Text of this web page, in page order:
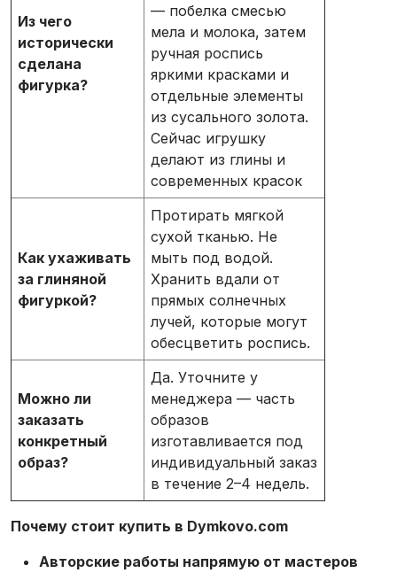
Из чего
исторически
сделана
фигурка?
— побелка смесью
мела и молока, затем
ручная роспись
яркими красками и
отдельные элементы
из сусального золота.
Сейчас игрушку
делают из глины и
современных красок
Как ухаживать
за глиняной
фигуркой?
Протирать мягкой
сухой тканью. Не
мыть под водой.
Хранить вдали от
прямых солнечных
лучей, которые могут
обесцветить роспись.
Можно ли
заказать
конкретный
образ?
Да. Уточните у
менеджера — часть
образов
изготавливается под
индивидуальный заказ
в течение 2–4 недель.
Почему стоит купить в Dymkovo.com
Авторские работы напрямую от мастеров